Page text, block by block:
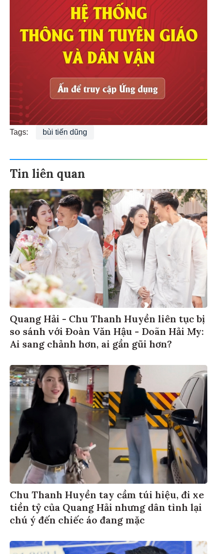
Tags: bùi tiến dũng
Tin liên quan
Quang Hải - Chu Thanh Huyền liên tục bị
so sánh với Đoàn Văn Hậu - Doãn Hải My:
Ai sang chảnh hơn, ai gần gũi hơn?
Chu Thanh Huyền tay cầm túi hiệu, đi xe
tiền tỷ của Quang Hải nhưng dân tình lại
chú ý đến chiếc áo đang mặc